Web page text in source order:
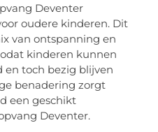
Deventer
oudere kinderen. Dit
van ontspanning en
kinderen kunnen
en toch bezig blijven
benadering zorgt
een geschikt
Deventer.